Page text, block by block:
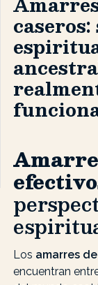
Los amarres
encuentran